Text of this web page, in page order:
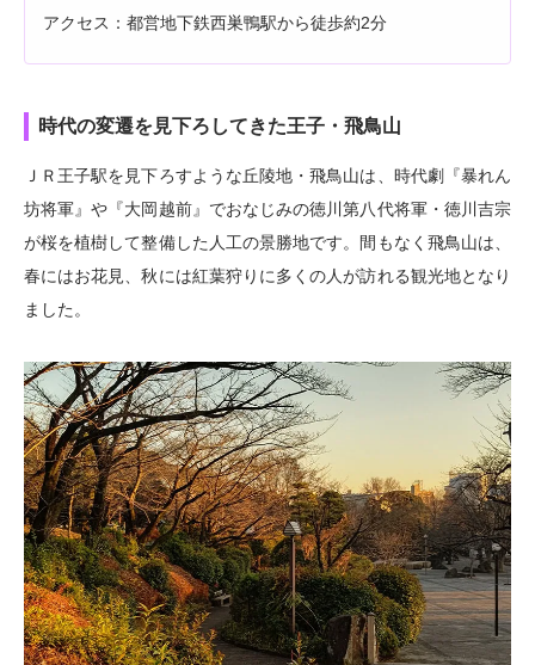
アクセス：都営地下鉄西巣鴨駅から徒歩約2分
時代の変遷を見下ろしてきた王子・飛鳥山
ＪＲ王子駅を見下ろすような丘陵地・飛鳥山は、時代劇『暴れん
坊将軍』や『大岡越前』でおなじみの徳川第八代将軍・徳川吉宗
が桜を植樹して整備した人工の景勝地です。間もなく飛鳥山は、
春にはお花見、秋には紅葉狩りに多くの人が訪れる観光地となり
ました。